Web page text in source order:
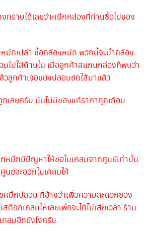
ทราบได้เลยว่าหมึกกล่องที่ท่านซื้อไปของ
มึกเปล่า ซื้อกล่องหมึก พวกนี้จะนำกล่อง
มไปใส่ด้านใน เมื่อลูกค้าสแกนกล่องก็พบว่า
วลูกค้าเจอของปลอมยัดใส้มาแล้ว
เลยครับ มันไม่มีของแท้ราคาถูกเกือบ
มึกมีปัญหาให้ขอใบเคลมจากศูนย์เท่านั้น
นย์จะออกใบเคลมให้
มึกปลอม ที่อ้างว่าเพื่อความสะดวกของ
ต๊อกเคลมให้เลยเพื่อจะได้ไม่เสียเวลา ร้าน
ลมอีกยังไงครับ